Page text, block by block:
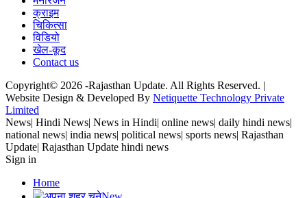
क्राइम
चिकित्सा
विडियो
खेल-कूद
Contact us
Copyright© 2026 -Rajasthan Update. All Rights Reserved. |
Website Design & Developed By Netiquette Technology Private
Limited
News| Hindi News| News in Hindi| online news| daily hindi news|
national news| india news| political news| sports news| Rajasthan
Update| Rajasthan Update hindi news
Sign in
Home